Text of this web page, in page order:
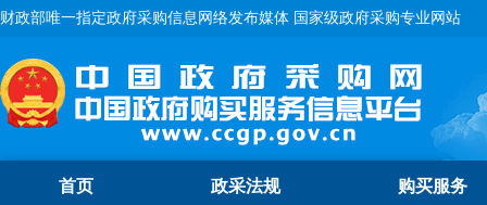
财政部唯一指定政府采购信息网络发布媒体 国家级政府采购专业网站
首页 政采法规 购买服务